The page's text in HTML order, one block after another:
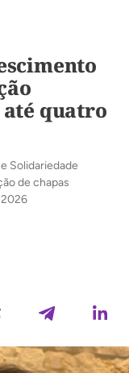
quatro
Solidariedade
de chapas